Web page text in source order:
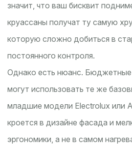
значит, что ваш бисквит
круассаны получат ту самую
которую сложно добиться в
постоянного контроля.
Однако есть нюанс. Бюджетные
могут использовать те же
младшие модели Electrolux или
кроется в дизайне фасада и
эргономики, а не в самом